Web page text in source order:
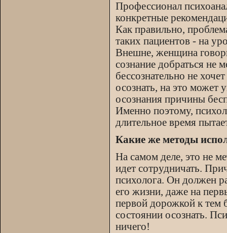
Профессионал
конкретные
Как правильно,
таких пациентов - на
Внешне, женщина
сознание добраться не
бессознательно не
осознать, на это может
осознания причины
Именно поэтому,
длительное время
Какие же методы
На самом деле, это не
идет сотрудничать.
психолога. Он должен
его жизни, даже на
первой дорожкой к тем
состоянии осознать.
ничего!